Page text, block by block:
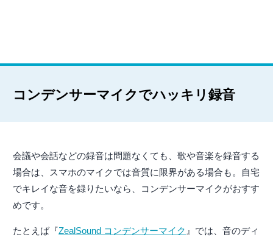
コンデンサーマイクでハッキリ録音
会議や会話などの録音は問題なくても、歌や音楽を録音する
場合は、スマホのマイクでは音質に限界がある場合も。自宅
でキレイな音を録りたいなら、コンデンサーマイクがおすす
めです。
たとえば『ZealSound コンデンサーマイク 』では、音のディ